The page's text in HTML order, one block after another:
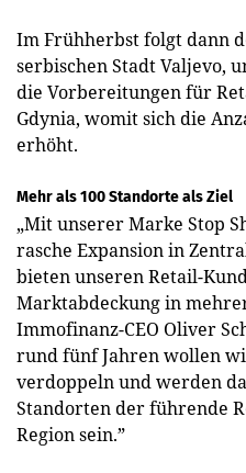
Im Frühherbst folgt dann
serbischen Stadt Valjevo,
die Vorbereitungen für
Gdynia, womit sich die
erhöht.
Mehr als 100 Standorte als Ziel
„Mit unserer Marke Stop
rasche Expansion in
bieten unseren Retail-
Marktabdeckung in
Immofinanz-CEO Oliver
rund fünf Jahren wollen
verdoppeln und werden
Standorten der führende
Region sein.”